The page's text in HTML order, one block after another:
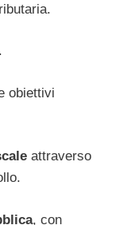
obiettivi
attraverso
, con